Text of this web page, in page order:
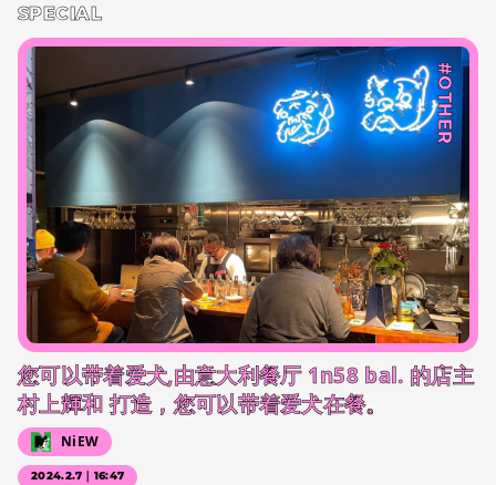
SPECIAL
#OTHER
您可以带着爱犬,由意大利餐厅 1n58 bal. 的店主
村上輝和 打造，您可以带着爱犬在餐。
NiEW
2024.2.7｜16:47